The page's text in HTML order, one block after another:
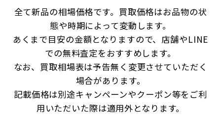
全て新品の相場価格です。買取価格はお品物の状
態や時期によって変動します。
あくまで目安の金額となりますので、店舗やLINE
での無料査定をおすすめします。
なお、買取相場表は予告無く変更させていただく
場合があります。
記載価格は別途キャンペーンやクーポン等をご利
用いただいた際は適用外となります。